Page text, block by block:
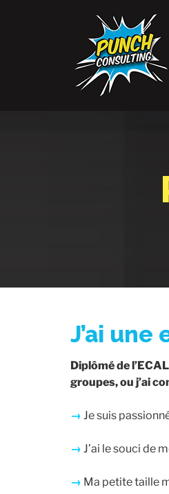
J’ai une
Diplômé de
groupes, ou j’ai
→ Je suis
→ J’ai le souci de
→ Ma petite taille